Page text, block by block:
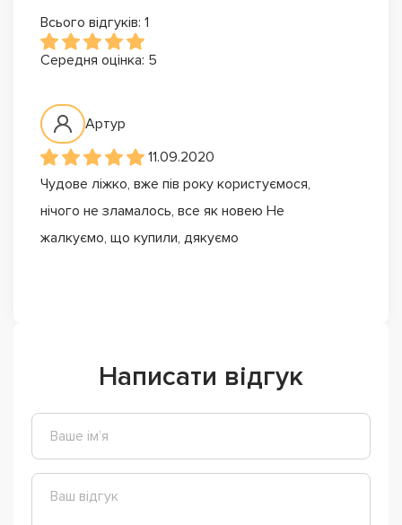
Всього відгуків: 1
Середня оцінка: 5
Артур
11.09.2020
Чудове ліжко, вже пів року користуємося,
нічого не зламалось, все як новею Не
жалкуємо, що купили, дякуємо
Написати відгук